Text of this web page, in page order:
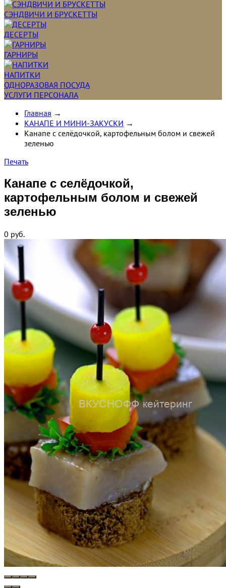
СЭНДВИЧИ И БРУСКЕТТЫ
ДЕСЕРТЫ
ГАРНИРЫ
НАПИТКИ
ОДНОРАЗОВАЯ ПОСУДА
УСЛУГИ ПЕРСОНАЛА
Главная →
КАНАПЕ И МИНИ-ЗАКУСКИ →
Канапе с селёдочкой, картофельным болом и свежей
зеленью
Печать
Канапе с селёдочкой,
картофельным болом и свежей
зеленью
0 руб.